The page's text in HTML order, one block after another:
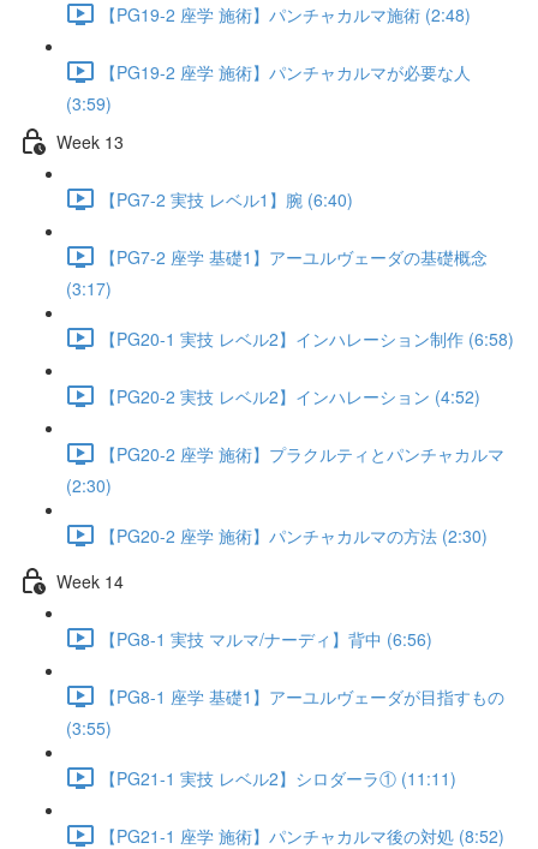
【PG19-2 座学 施術】パンチャカルマ施術 (2:48)
【PG19-2 座学 施術】パンチャカルマが必要な人
(3:59)
Week 13
【PG7-2 実技 レベル1】腕 (6:40)
【PG7-2 座学 基礎1】アーユルヴェーダの基礎概念
(3:17)
【PG20-1 実技 レベル2】インハレーション制作 (6:58)
【PG20-2 実技 レベル2】インハレーション (4:52)
【PG20-2 座学 施術】プラクルティとパンチャカルマ
(2:30)
【PG20-2 座学 施術】パンチャカルマの方法 (2:30)
Week 14
【PG8-1 実技 マルマ/ナーディ】背中 (6:56)
【PG8-1 座学 基礎1】アーユルヴェーダが目指すもの
(3:55)
【PG21-1 実技 レベル2】シロダーラ① (11:11)
【PG21-1 座学 施術】パンチャカルマ後の対処 (8:52)